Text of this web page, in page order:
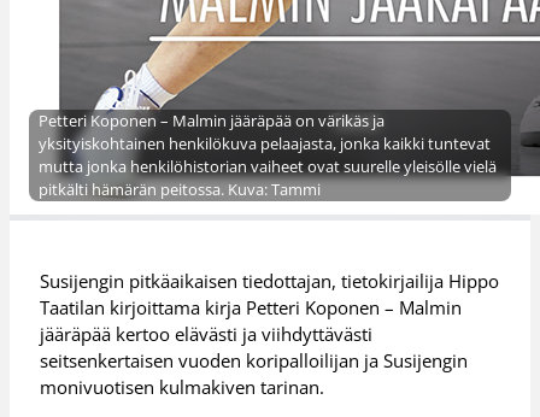
Petteri Koponen – Malmin jääräpää on värikäs ja
yksityiskohtainen henkilökuva pelaajasta, jonka kaikki tuntevat
mutta jonka henkilöhistorian vaiheet ovat suurelle yleisölle vielä
pitkälti hämärän peitossa. Kuva: Tammi
Susijengin pitkäaikaisen tiedottajan, tietokirjailija Hippo
Taatilan kirjoittama kirja Petteri Koponen – Malmin
jääräpää kertoo elävästi ja viihdyttävästi
seitsenkertaisen vuoden koripalloilijan ja Susijengin
monivuotisen kulmakiven tarinan.